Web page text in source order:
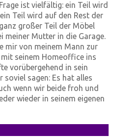
ist vielfältig: ein Teil wird
Teil wird auf den Rest der
großer Teil der Möbel
meiner Mutter in die Garage.
mir von meinem Mann zur
seinem Homeoffice ins
vorübergehend in sein
soviel sagen: Es hat alles
wenn wir beide froh und
wieder in seinem eigenen